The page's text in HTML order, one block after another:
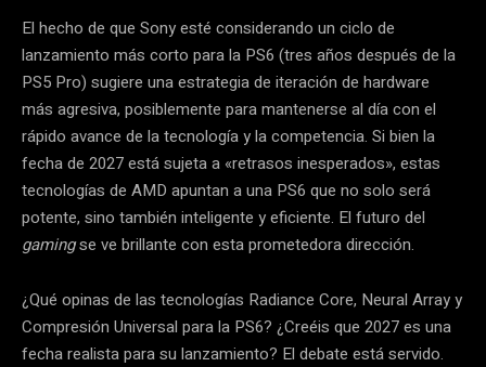
El hecho de que Sony esté considerando un ciclo de
lanzamiento más corto para la PS6 (tres años después de la
PS5 Pro) sugiere una estrategia de iteración de hardware
más agresiva, posiblemente para mantenerse al día con el
rápido avance de la tecnología y la competencia. Si bien la
fecha de 2027 está sujeta a «retrasos inesperados», estas
tecnologías de AMD apuntan a una PS6 que no solo será
potente, sino también inteligente y eficiente. El futuro del
gamingse ve brillante con esta prometedora dirección.
¿Qué opinas de las tecnologías Radiance Core, Neural Array y
Compresión Universal para la PS6? ¿Creéis que 2027 es una
fecha realista para su lanzamiento? El debate está servido.